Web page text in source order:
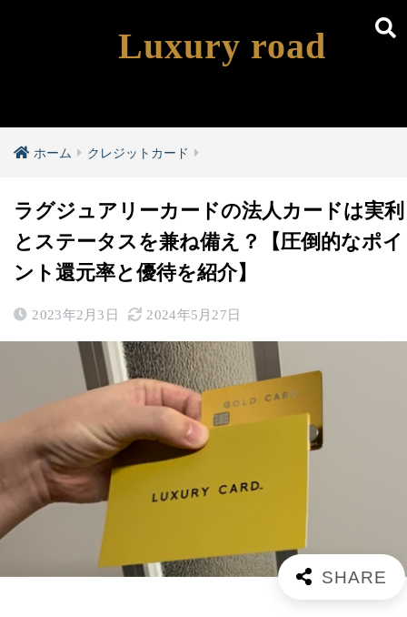
Luxury road
ホーム クレジットカード
ラグジュアリーカードの法人カードは実利
とステータスを兼ね備え？【圧倒的なポイ
ント還元率と優待を紹介】
2023年2月3日 2024年5月27日